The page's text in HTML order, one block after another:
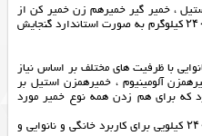
، خمیر گیر خمیرهم زن خمیر کن از
سایز ۵ کیلویی الی ۸ ۱۵ ۴۰ ۶۰ ۱۲۰ ۱۸۰ ۲۴۰ کیلوگرم به صورت استاندارد گنجایش
با ظرفیت های مختلف بر اساس نیاز
آلومینیوم ، خمیرهمزن استیل بر
که برای هم زدن همه نوع خمیر مورد
خمیرهمزن ها در اندازه های هفت کیلو تا ۲۴۰ کیلویی برای کاربرد خانگی و نانوایی و